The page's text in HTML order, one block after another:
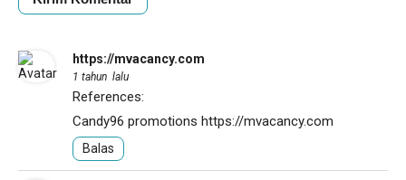
https://mvacancy.com
1 tahun lalu
References:
Candy96 promotions https://mvacancy.com
Balas